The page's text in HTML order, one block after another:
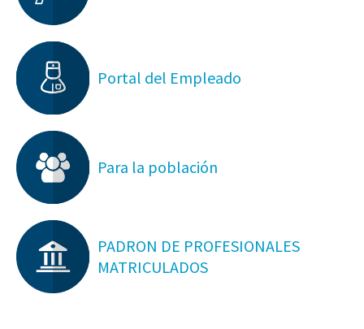
Portal del Empleado
Para la población
PADRON DE PROFESIONALES
MATRICULADOS